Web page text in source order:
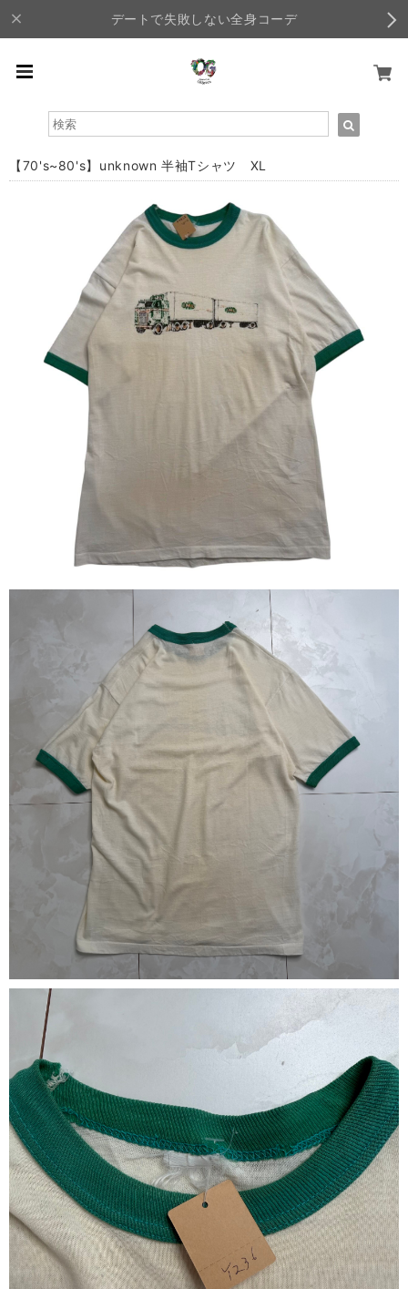
デートで失敗しない全身コーデ
【70's~80's】unknown 半袖Tシャツ XL